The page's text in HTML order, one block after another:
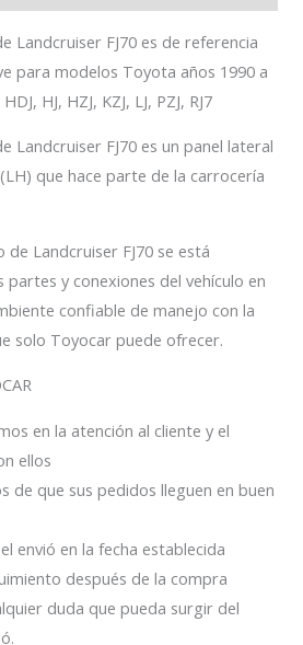
Landcruiser FJ70 es de referencia
para modelos Toyota años 1990 a
HJ, HZJ, KZJ, LJ, PZJ, RJ7
Landcruiser FJ70 es un panel lateral
que hace parte de la carrocería
Landcruiser FJ70 se está
y conexiones del vehículo en
confiable de manejo con la
solo Toyocar puede ofrecer.
en la atención al cliente y el
ellos
de que sus pedidos lleguen en buen
envió en la fecha establecida
después de la compra
duda que pueda surgir del